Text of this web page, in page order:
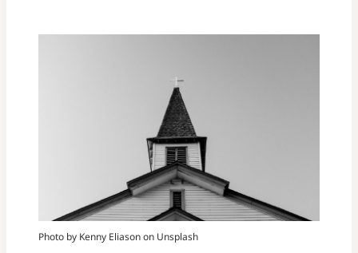
Photo by Kenny Eliason on Unsplash